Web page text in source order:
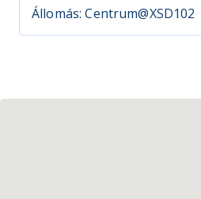
Állomás: Centrum@XSD102